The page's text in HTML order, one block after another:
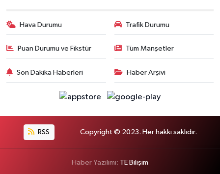
Hava Durumu Trafik Durumu
Puan Durumu ve Fikstür Tüm Manşetler
Son Dakika Haberleri Haber Arşivi
RSS Copyright © 2023. Her hakkı saklıdır.
Haber Yazılımı: TE Bilişim